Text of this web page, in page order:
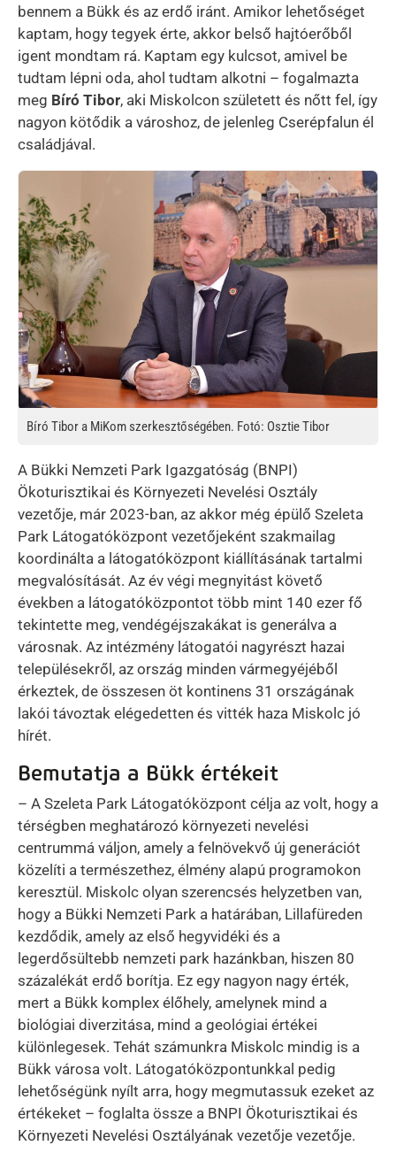
bennem a Bükk és az erdő iránt. Amikor lehetőséget
kaptam, hogy tegyek érte, akkor belső hajtóerőből
igent mondtam rá. Kaptam egy kulcsot, amivel be
tudtam lépni oda, ahol tudtam alkotni – fogalmazta
meg Bíró Tibor, aki Miskolcon született és nőtt fel, így
nagyon kötődik a városhoz, de jelenleg Cserépfalun él
családjával.
Kép
Bíró Tibor a MiKom szerkesztőségében. Fotó: Osztie Tibor
A Bükki Nemzeti Park Igazgatóság (BNPI)
Ökoturisztikai és Környezeti Nevelési Osztály
vezetője, már 2023-ban, az akkor még épülő Szeleta
Park Látogatóközpont vezetőjeként szakmailag
koordinálta a látogatóközpont kiállításának tartalmi
megvalósítását. Az év végi megnyitást követő
években a látogatóközpontot több mint 140 ezer fő
tekintette meg, vendégéjszakákat is generálva a
városnak. Az intézmény látogatói nagyrészt hazai
településekről, az ország minden vármegyéjéből
érkeztek, de összesen öt kontinens 31 országának
lakói távoztak elégedetten és vitték haza Miskolc jó
hírét.
Bemutatja a Bükk értékeit
– A Szeleta Park Látogatóközpont célja az volt, hogy a
térségben meghatározó környezeti nevelési
centrummá váljon, amely a felnövekvő új generációt
közelíti a természethez, élmény alapú programokon
keresztül. Miskolc olyan szerencsés helyzetben van,
hogy a Bükki Nemzeti Park a határában, Lillafüreden
kezdődik, amely az első hegyvidéki és a
legerdősültebb nemzeti park hazánkban, hiszen 80
százalékát erdő borítja. Ez egy nagyon nagy érték,
mert a Bükk komplex élőhely, amelynek mind a
biológiai diverzitása, mind a geológiai értékei
különlegesek. Tehát számunkra Miskolc mindig is a
Bükk városa volt. Látogatóközpontunkkal pedig
lehetőségünk nyílt arra, hogy megmutassuk ezeket az
értékeket – foglalta össze a BNPI Ökoturisztikai és
Környezeti Nevelési Osztályának vezetője vezetője.